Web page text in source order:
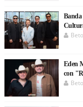
Banda
Eden
con